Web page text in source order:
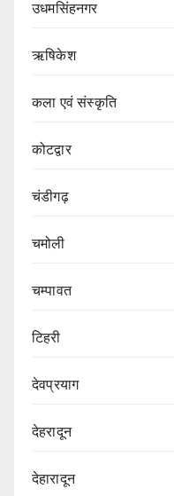
उधमसिंहनगर
ऋषिकेश
कला एवं संस्कृति
कोटद्वार
चंडीगढ़
चमोली
चम्पावत
टिहरी
देवप्रयाग
देहरादून
देहारादून